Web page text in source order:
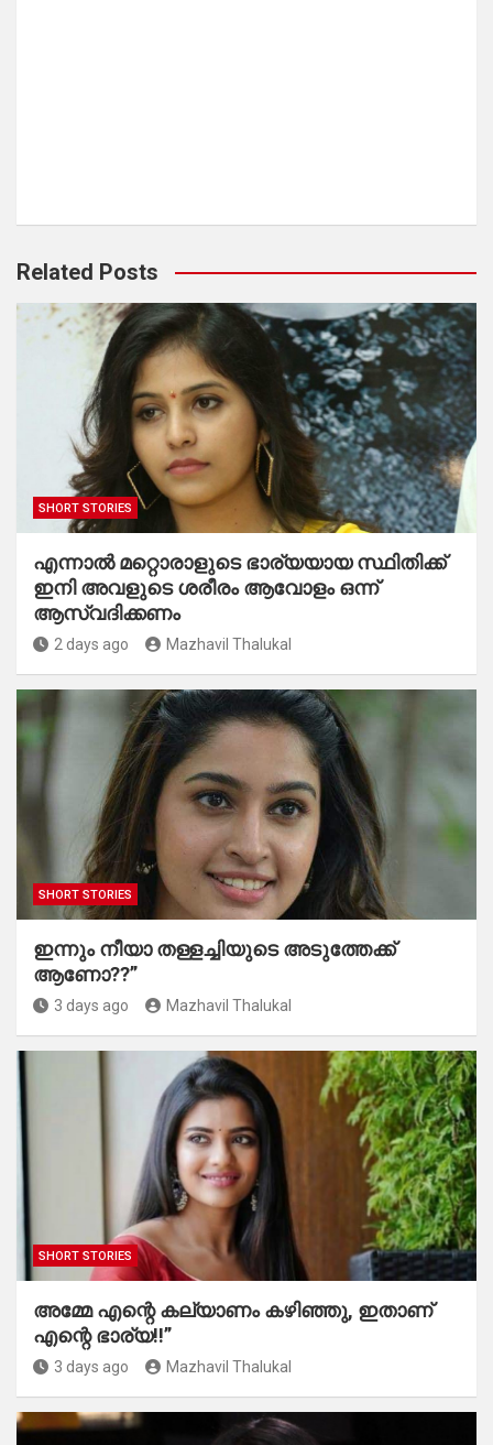
Related Posts
SHORT STORIES
എന്നാൽ മറ്റൊരാളുടെ ഭാര്യയായ സ്ഥിതിക്ക്
ഇനി അവളുടെ ശരീരം ആവോളം ഒന്ന്
ആസ്വദിക്കണം
2 days ago Mazhavil Thalukal
SHORT STORIES
ഇന്നും നീയാ തള്ളച്ചിയുടെ അടുത്തേക്ക്
ആണോ??”
3 days ago Mazhavil Thalukal
SHORT STORIES
അമ്മേ എന്റെ കല്യാണം കഴിഞ്ഞു, ഇതാണ്
എന്റെ ഭാര്യ!!”
3 days ago Mazhavil Thalukal